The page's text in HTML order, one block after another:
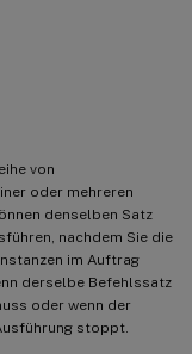
von
oder mehreren
denselben Satz
nachdem Sie die
im Auftrag
derselbe Befehlssatz
oder wenn der
stoppt.